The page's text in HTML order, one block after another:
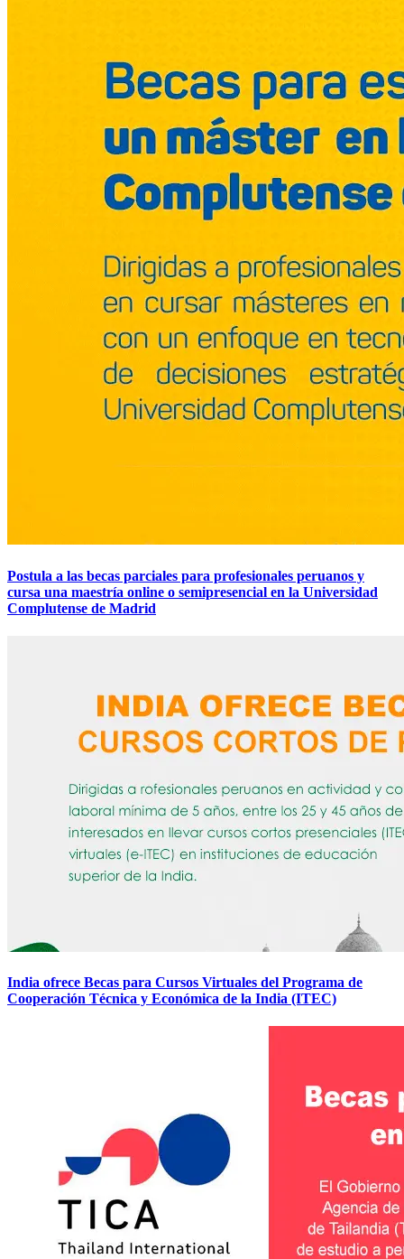
Postula a las becas parciales para profesionales peruanos y
cursa una maestría online o semipresencial en la Universidad
Complutense de Madrid
India ofrece Becas para Cursos Virtuales del Programa de
Cooperación Técnica y Económica de la India (ITEC)